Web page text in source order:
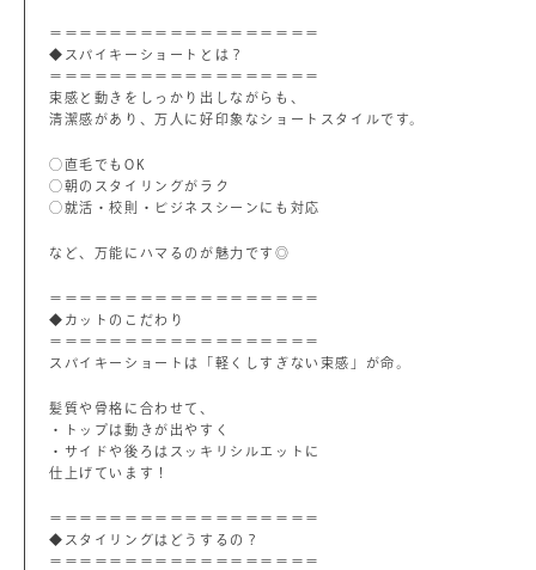
＝＝＝＝＝＝＝＝＝＝＝＝＝＝＝＝＝＝
◆スパイキーショートとは？
＝＝＝＝＝＝＝＝＝＝＝＝＝＝＝＝＝＝
束感と動きをしっかり出しながらも、
清潔感があり、万人に好印象なショートスタイルです。
◯直毛でもOK
◯朝のスタイリングがラク
◯就活・校則・ビジネスシーンにも対応
など、万能にハマるのが魅力です◎
＝＝＝＝＝＝＝＝＝＝＝＝＝＝＝＝＝＝
◆カットのこだわり
＝＝＝＝＝＝＝＝＝＝＝＝＝＝＝＝＝＝
スパイキーショートは「軽くしすぎない束感」が命。
髪質や骨格に合わせて、
・トップは動きが出やすく
・サイドや後ろはスッキリシルエットに
仕上げています！
＝＝＝＝＝＝＝＝＝＝＝＝＝＝＝＝＝＝
◆スタイリングはどうするの？
＝＝＝＝＝＝＝＝＝＝＝＝＝＝＝＝＝＝